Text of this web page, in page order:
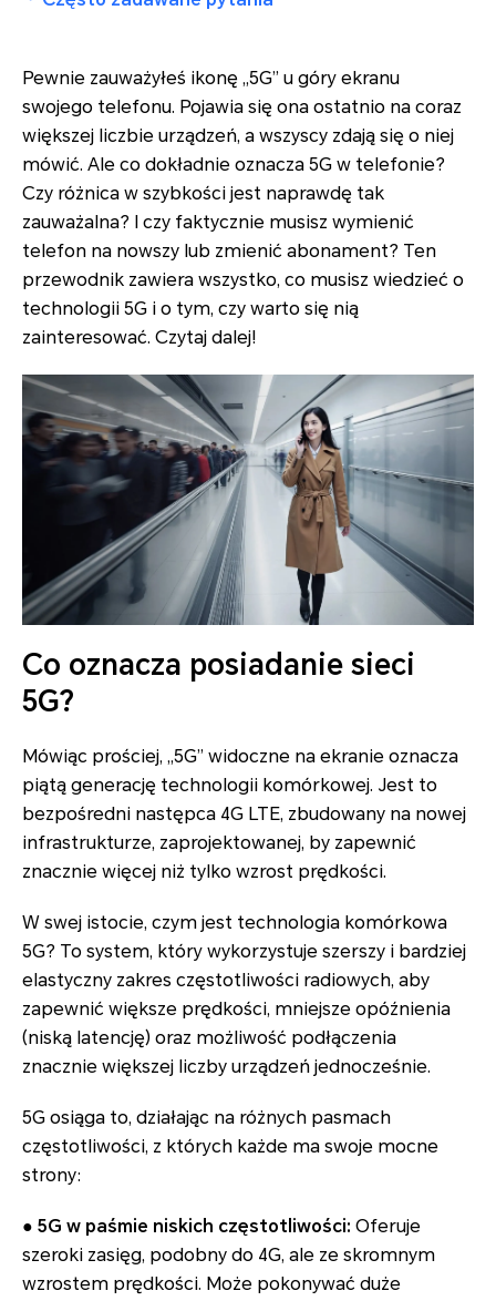
Pewnie zauważyłeś ikonę „5G” u góry ekranu
swojego telefonu. Pojawia się ona ostatnio na coraz
większej liczbie urządzeń, a wszyscy zdają się o niej
mówić. Ale co dokładnie oznacza 5G w telefonie?
Czy różnica w szybkości jest naprawdę tak
zauważalna? I czy faktycznie musisz wymienić
telefon na nowszy lub zmienić abonament? Ten
przewodnik zawiera wszystko, co musisz wiedzieć o
technologii 5G i o tym, czy warto się nią
zainteresować. Czytaj dalej!
Co oznacza posiadanie sieci
5G?
Mówiąc prościej, „5G” widoczne na ekranie oznacza
piątą generację technologii komórkowej. Jest to
bezpośredni następca 4G LTE, zbudowany na nowej
infrastrukturze, zaprojektowanej, by zapewnić
znacznie więcej niż tylko wzrost prędkości.
W swej istocie, czym jest technologia komórkowa
5G? To system, który wykorzystuje szerszy i bardziej
elastyczny zakres częstotliwości radiowych, aby
zapewnić większe prędkości, mniejsze opóźnienia
(niską latencję) oraz możliwość podłączenia
znacznie większej liczby urządzeń jednocześnie.
5G osiąga to, działając na różnych pasmach
częstotliwości, z których każde ma swoje mocne
strony:
● 5G w paśmie niskich częstotliwości: Oferuje
szeroki zasięg, podobny do 4G, ale ze skromnym
wzrostem prędkości. Może pokonywać duże